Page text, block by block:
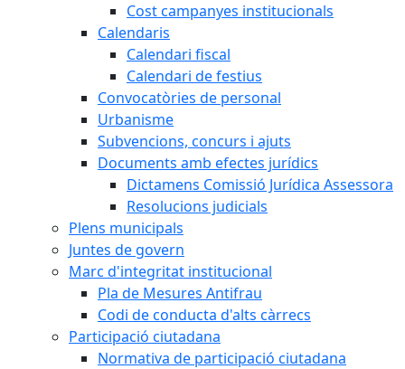
Cost campanyes institucionals
Calendaris
Calendari fiscal
Calendari de festius
Convocatòries de personal
Urbanisme
Subvencions, concurs i ajuts
Documents amb efectes jurídics
Dictamens Comissió Jurídica Assessora
Resolucions judicials
Plens municipals
Juntes de govern
Marc d'integritat institucional
Pla de Mesures Antifrau
Codi de conducta d'alts càrrecs
Participació ciutadana
Normativa de participació ciutadana